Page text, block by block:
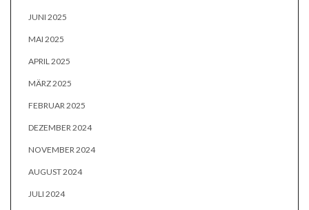
JUNI 2025
MAI 2025
APRIL 2025
MÄRZ 2025
FEBRUAR 2025
DEZEMBER 2024
NOVEMBER 2024
AUGUST 2024
JULI 2024